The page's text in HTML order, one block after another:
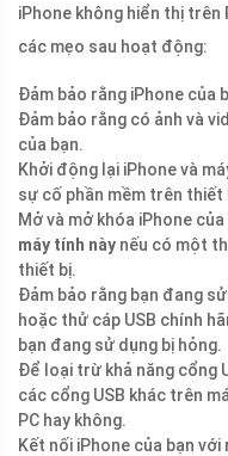
iPhone không hiển thị trên
các mẹo sau hoạt động:
Đảm bảo rằng iPhone của
Đảm bảo rằng có ảnh và
của bạn.
Khởi động lại iPhone và
sự cố phần mềm trên thiết
Mở và mở khóa iPhone
máy tính này nếu có một
thiết bị.
Đảm bảo rằng bạn đang
hoặc thử cáp USB chính
bạn đang sử dụng bị hỏng.
Để loại trừ khả năng cổng
các cổng USB khác trên
PC hay không.
Kết nối iPhone của bạn